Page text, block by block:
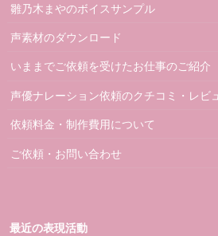
雛乃木まやのボイスサンプル
声素材のダウンロード
いままでご依頼を受けたお仕事のご紹介
声優ナレーション依頼のクチコミ・レビ
依頼料金・制作費用について
ご依頼・お問い合わせ
最近の表現活動